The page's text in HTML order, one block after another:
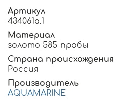
Артикул
434061а.1
Материал
золото 585 пробы
Страна происхождения
Россия
Производитель
AQUAMARINE